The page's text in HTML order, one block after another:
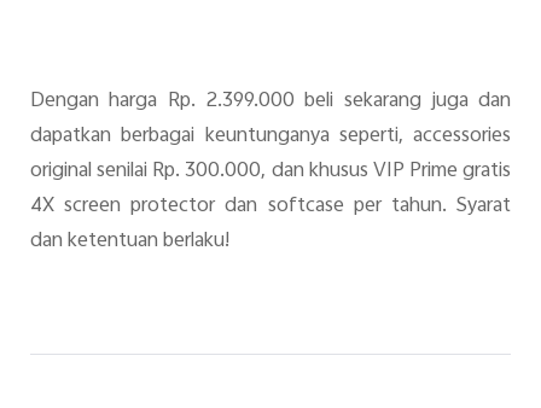
Dengan harga Rp. 2.399.000 beli sekarang juga dan
dapatkan berbagai keuntunganya seperti, accessories
original senilai Rp. 300.000, dan khusus VIP Prime gratis
4X screen protector dan softcase per tahun. Syarat
dan ketentuan berlaku!